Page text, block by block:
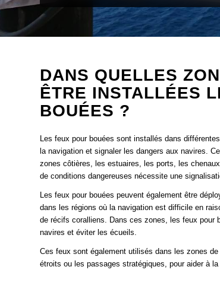
DANS QUELLES
ÊTRE INSTALLÉES
BOUÉES ?
Les feux pour bouées sont installés dans
la navigation et signaler les dangers aux navires.
zones côtières, les estuaires, les ports, les
de conditions dangereuses nécessite une
Les feux pour bouées peuvent également être
dans les régions où la navigation est difficile en
de récifs coralliens. Dans ces zones, les feux pour
navires et éviter les écueils.
Ces feux sont également utilisés dans les zones
étroits ou les passages stratégiques, pour aider à